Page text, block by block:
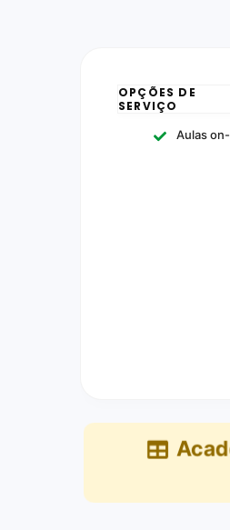
OPÇÕES DE
SERVIÇO
Aulas